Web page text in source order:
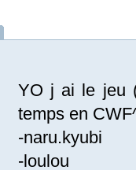
YO j ai le jeu
temps en
-naru.kyubi
-loulou